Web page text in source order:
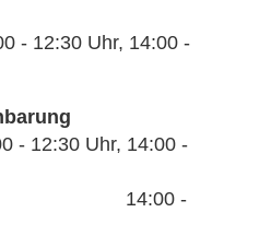
- 12:30 Uhr, 14:00 -
12:30 Uhr, 14:00 -
14:00 -